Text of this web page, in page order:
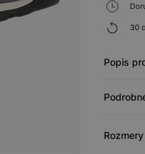
30
Popis
Rozmery